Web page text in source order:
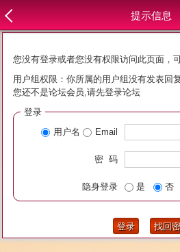
提示信息
您没有登录或者您没有权限访问此页面，
用户组权限：你所属的用户组没有发表回
您还不是论坛会员,请先登录论坛
登录
用户名
Email
密 码
隐身登录 是 否